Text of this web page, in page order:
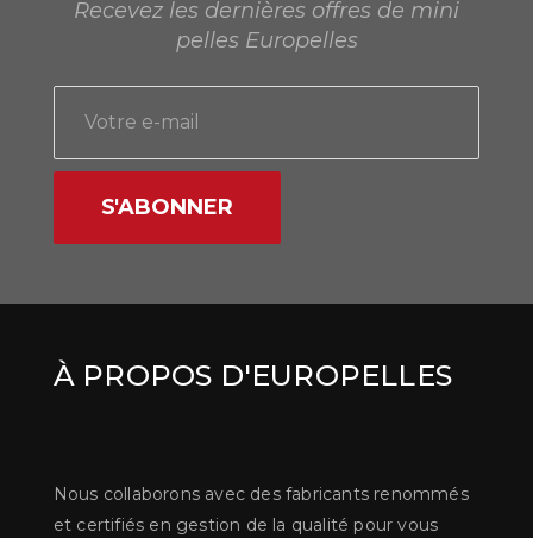
Recevez les dernières offres de mini
pelles Europelles
S'ABONNER
À PROPOS D'EUROPELLES
Nous collaborons avec des fabricants renommés
et certifiés en gestion de la qualité pour vous